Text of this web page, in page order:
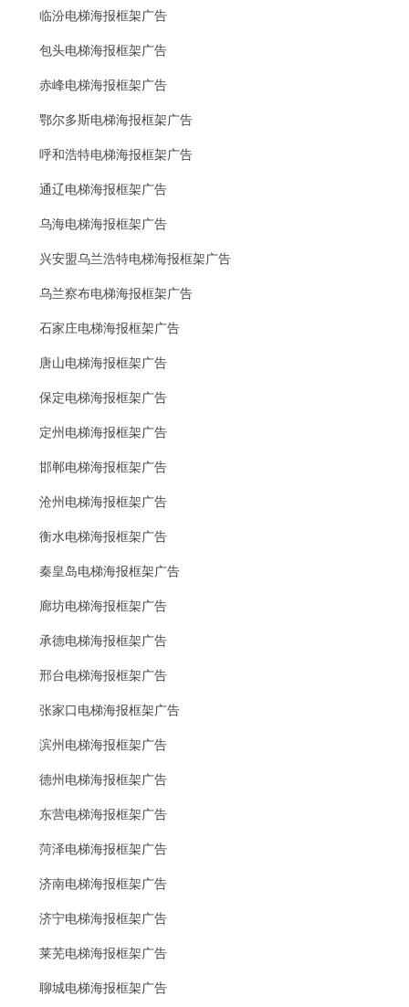
临汾电梯海报框架广告
包头电梯海报框架广告
赤峰电梯海报框架广告
鄂尔多斯电梯海报框架广告
呼和浩特电梯海报框架广告
通辽电梯海报框架广告
乌海电梯海报框架广告
兴安盟乌兰浩特电梯海报框架广告
乌兰察布电梯海报框架广告
石家庄电梯海报框架广告
唐山电梯海报框架广告
保定电梯海报框架广告
定州电梯海报框架广告
邯郸电梯海报框架广告
沧州电梯海报框架广告
衡水电梯海报框架广告
秦皇岛电梯海报框架广告
廊坊电梯海报框架广告
承德电梯海报框架广告
邢台电梯海报框架广告
张家口电梯海报框架广告
滨州电梯海报框架广告
德州电梯海报框架广告
东营电梯海报框架广告
菏泽电梯海报框架广告
济南电梯海报框架广告
济宁电梯海报框架广告
莱芜电梯海报框架广告
聊城电梯海报框架广告